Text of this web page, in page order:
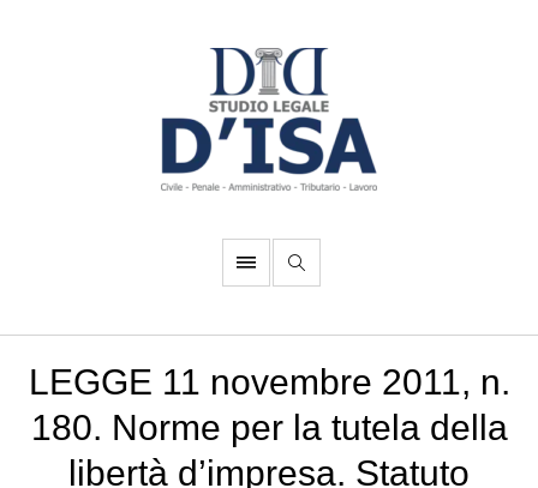
LEGGE 11 novembre 2011, n.
180. Norme per la tutela della
libertà d’impresa. Statuto